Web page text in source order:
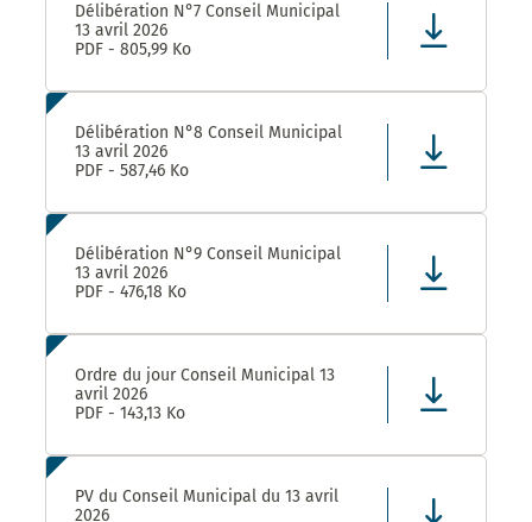
Délibération N°7 Conseil Municipal
13 avril 2026
PDF - 805,99 Ko
Délibération N°8 Conseil Municipal
13 avril 2026
PDF - 587,46 Ko
Délibération N°9 Conseil Municipal
13 avril 2026
PDF - 476,18 Ko
Ordre du jour Conseil Municipal 13
avril 2026
PDF - 143,13 Ko
PV du Conseil Municipal du 13 avril
2026